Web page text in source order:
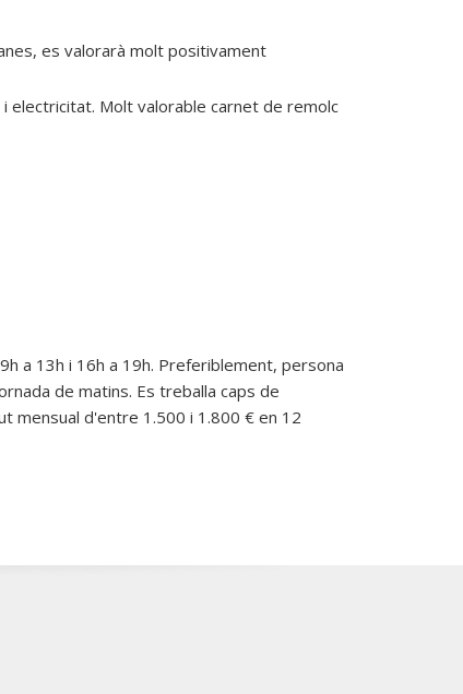
es valorarà molt positivament
electricitat. Molt valorable carnet de remolc
a 13h i 16h a 19h. Preferiblement, persona
de matins. Es treballa caps de
mensual d'entre 1.500 i 1.800 € en 12